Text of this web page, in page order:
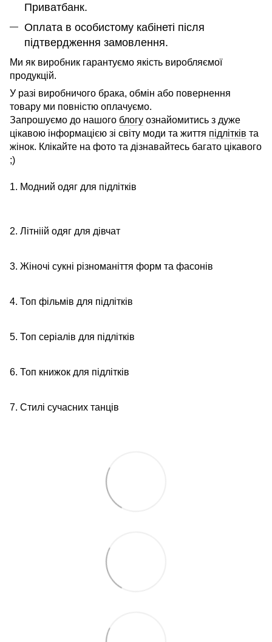
Приватбанк.
Оплата в особистому кабінеті після
підтвердження замовлення.
Ми як виробник гарантуємо якість виробляємої
продукцій.
У разі виробничого брака, обмін або повернення
товару ми повністю оплачуємо.
Запрошуємо до нашого блогу ознайомитись з дуже
цікавою інформацією зі світу моди та життя підлітків та
жінок. Клікайте на фото та дізнавайтесь багато цікавого
;)
1. Модний одяг для підлітків
2. Літніій одяг для дівчат
3. Жіночі сукні різноманіття форм та фасонів
4. Топ фільмів для підлітків
5. Топ серіалів для підлітків
6. Топ книжок для підлітків
7. Стилі сучасних танців